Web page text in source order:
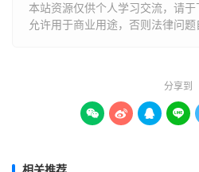
本站资源仅供个人学习交流，请
允许用于商业用途，否则法律问题
分享到
   